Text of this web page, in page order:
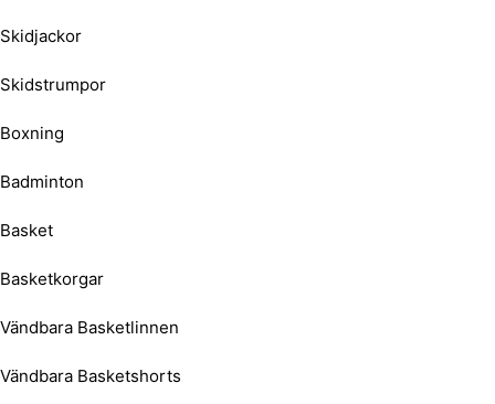
Skidjackor
Skidstrumpor
Boxning
Badminton
Basket
Basketkorgar
Vändbara Basketlinnen
Vändbara Basketshorts